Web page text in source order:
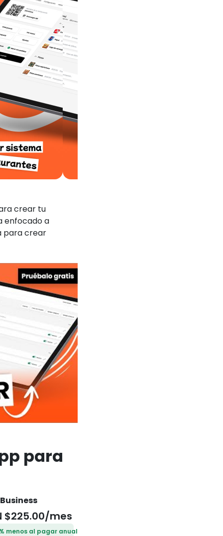
crear tu
enfocado a
para crear
para
$225.00/mes
menos al pagar anual